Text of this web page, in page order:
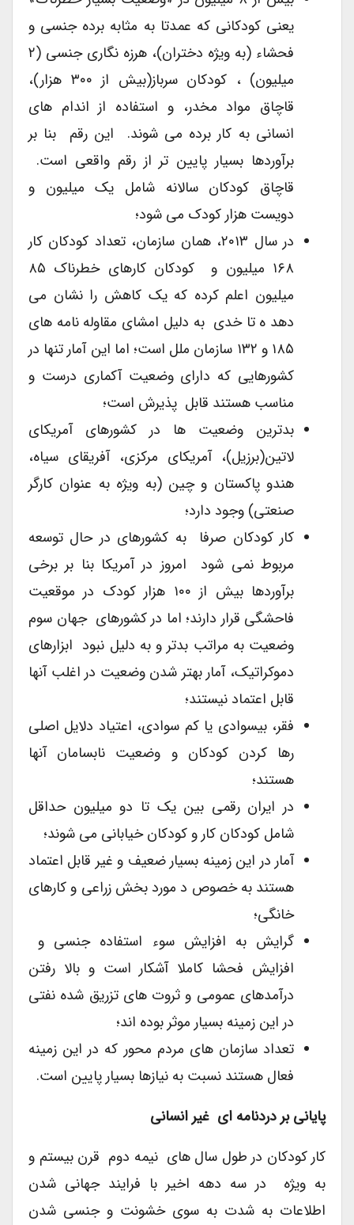
یعنی کودکانی که عمدتا به مثابه برده جنسی و
فحشاء (به ویژه دختران)، هرزه نگاری جنسی (۲
میلیون) ، کودکان سرباز(بیش از ۳۰۰ هزار)،
قاچاق مواد مخدر، و استفاده از اندام های
انسانی به کار برده می شوند. این رقم بنا بر
برآوردها بسیار پایین تر از رقم واقعی است.
قاچاق کودکان سالانه شامل یک میلیون و
دویست هزار کودک می شود؛
در سال ۲۰۱۳، همان سازمان، تعداد کودکان کار
۱۶۸ میلیون و کودکان کارهای خطرناک ۸۵
میلیون اعلم کرده که یک کاهش را نشان می
دهد ه تا خدی به دلیل امشای مقاوله نامه های
۱۸۵ و ۱۳۲ سازمان ملل است؛ اما این آمار تنها در
کشورهایی که دارای وضعیت آکماری درست و
مناسب هستند قابل پذیرش است؛
بدترین وضعیت ها در کشورهای آمریکای
لاتین(برزیل)، آمریکای مرکزی، آفریقای سیاه،
هندو پاکستان و چین (به ویژه به عنوان کارگر
صنعتی) وجود دارد؛
کار کودکان صرفا به کشورهای در حال توسعه
مربوط نمی شود امروز در آمریکا بنا بر برخی
برآوردها بیش از ۱۰۰ هزار کودک در موقعیت
فاحشگی قرار دارند؛ اما در کشورهای جهان سوم
وضعیت به مراتب بدتر و به دلیل نبود ابزارهای
دموکراتیک، آمار بهتر شدن وضعیت در اغلب آنها
قابل اعتماد نیستند؛
فقر، بیسوادی یا کم سوادی، اعتیاد دلایل اصلی
رها کردن کودکان و وضعیت نابسامان آنها
هستند؛
در ایران رقمی بین یک تا دو میلیون حداقل
شامل کودکان کار و کودکان خیابانی می شوند؛
آمار در این زمینه بسیار ضعیف و غیر قابل اعتماد
هستند به خصوص د مورد بخش زراعی و کارهای
خانگی؛
گرایش به افزایش سوء استفاده جنسی و
افزایش فحشا کاملا آشکار است و بالا رفتن
درآمدهای عمومی و ثروت های تزریق شده نفتی
در این زمینه بسیار موثر بوده اند؛
تعداد سازمان های مردم محور که در این زمینه
فعال هستند نسبت به نیازها بسیار پایین است.
پایانی بر دردنامه ای غیر انسانی
کار کودکان در طول سال های نیمه دوم قرن بیستم و
به ویژه در سه دهه اخیر با فرایند جهانی شدن
اطلاعات به شدت به سوی خشونت و جنسی شدن